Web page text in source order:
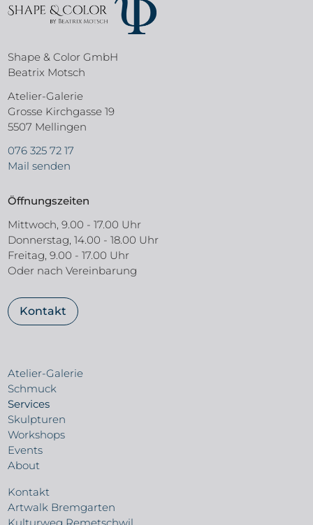
Shape & Color GmbH
Beatrix Motsch
Atelier-Galerie
Grosse Kirchgasse 19
5507 Mellingen
076 325 72 17
Mail senden
Öffnungszeiten
Mittwoch, 9.00 - 17.00 Uhr
Donnerstag, 14.00 - 18.00 Uhr
Freitag, 9.00 - 17.00 Uhr
Oder nach Vereinbarung
Kontakt
Atelier-Galerie
Schmuck
Services
Skulpturen
Workshops
Events
About
Kontakt
Artwalk Bremgarten